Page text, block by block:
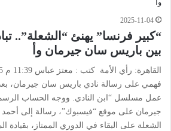
2025-11-04
“كبير فرنسا” يهنئ “الشعلة”..
بين باريس سان جيرمان وأ
فهمي على رسالة نادي باريس سان جيرمان،
عمل مسلسل “ابن النادي. ووجه الحساب
جيرمان على موقع “فيسبوك”، رسالة إلى
الشعلة على البقاء في الدوري الممتاز، بقيادة